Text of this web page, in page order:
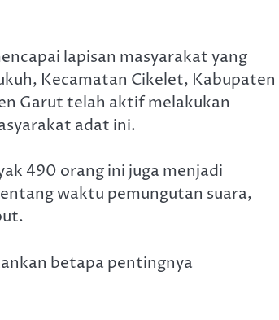
lapisan masyarakat yang
Kecamatan Cikelet, Kabupaten
Garut telah aktif melakukan
adat ini.
490 orang ini juga menjadi
waktu pemungutan suara,
betapa pentingnya